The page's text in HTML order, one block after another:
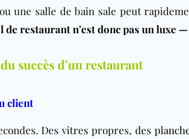
une salle de bain sale peut
restaurant n’est donc pas un luxe —
succès d’un restaurant
client
Des vitres propres, des